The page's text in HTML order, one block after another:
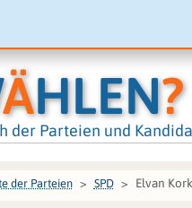
ÄHLEN?
der Parteien und
der Parteien SPD Elvan